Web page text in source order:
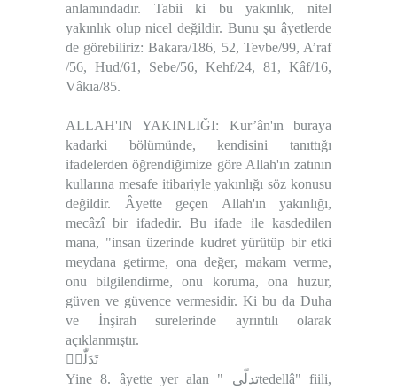
anlamındadır. Tabii ki bu yakınlık, nitel
yakınlık olup nicel değildir. Bunu şu âyetlerde
de görebiliriz: Bakara/186, 52, Tevbe/99, A’raf
/56, Hud/61, Sebe/56, Kehf/24, 81, Kâf/16,
Vâkıa/85.
ALLAH'IN YAKINLIĞI: Kur’ân'ın buraya
kadarki bölümünde, kendisini tanıttığı
ifadelerden öğrendiğimize göre Allah'ın zatının
kullarına mesafe itibariyle yakınlığı söz konusu
değildir. Âyette geçen Allah'ın yakınlığı,
mecâzî bir ifadedir. Bu ifade ile kasdedilen
mana, "insan üzerinde kudret yürütüp bir etki
meydana getirme, ona değer, makam verme,
onu bilgilendirme, onu koruma, ona huzur,
güven ve güvence vermesidir. Ki bu da Duha
ve İnşirah surelerinde ayrıntılı olarak
açıklanmıştır.
تَدَلّٰىۙ
Yine 8. âyette yer alan " تدلّىtedellâ" fiili,